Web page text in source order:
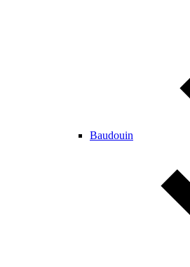
Baudouin